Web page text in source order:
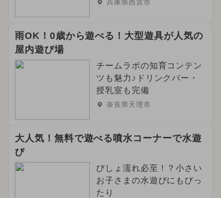
兵庫県西宮市
雨OK！0歳から遊べる！大型遊具が人気の
屋内遊び場
チームラボの知育コンテン
ツも魅力♪ドリンクバー・
授乳室も完備
奈良県天理市
大人気！無料で遊べる噴水コーナーで水遊
び
びしょ濡れ必至！？小さい
お子さまの水遊びにもぴっ
たり